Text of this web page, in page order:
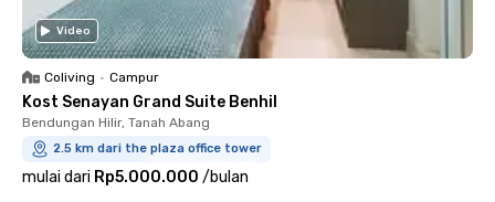
Video
Coliving • Campur
Kost Senayan Grand Suite Benhil
Bendungan Hilir, Tanah Abang
2.5 km dari the plaza office tower
mulai dari Rp5.000.000 /bulan